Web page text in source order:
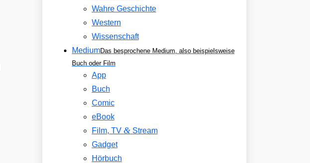
Wahre Geschichte
Western
Wissenschaft
MediumDas besprochene Medium, also beispielsweise
Buch oder Film
App
Buch
Comic
eBook
Film, TV &Stream
Gadget
Hörbuch